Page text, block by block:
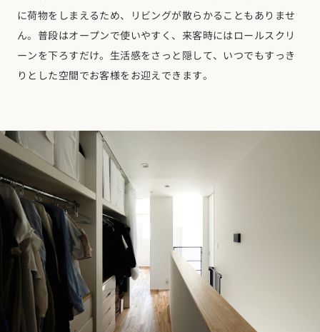
に荷物をしまえるため、リビングが散らかることもありませ
ん。普段はオープンで使いやすく、来客時にはロールスクリ
ーンを下ろすだけ。生活感をさっと隠して、いつでもすっき
りとした空間でお客様をお迎えできます。